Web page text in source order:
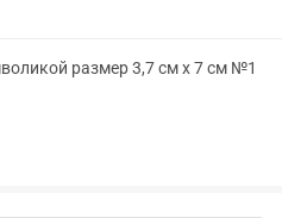
размер 3,7 см х 7 см №1